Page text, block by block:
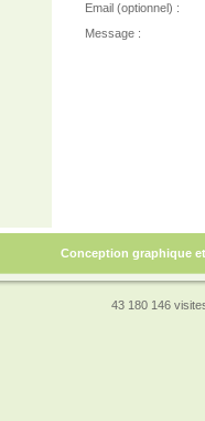
Email (optionnel) :
Message :
Conception graphique
43 180 146